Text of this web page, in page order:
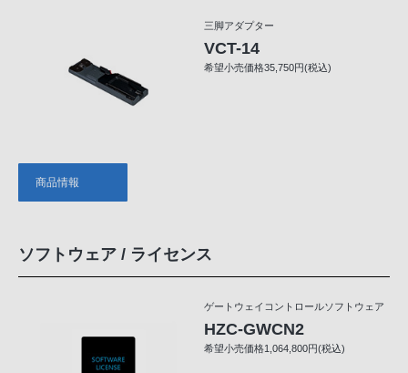
三脚アダプター
VCT-14
希望小売価格35,750円(税込)
商品情報
ソフトウェア / ライセンス
ゲートウェイコントロールソフトウェア
HZC-GWCN2
希望小売価格1,064,800円(税込)